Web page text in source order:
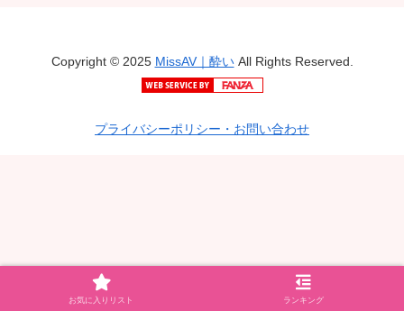
Copyright © 2025 MissAV｜酔いAll Rights Reserved.
プライバシーポリシー・お問い合わせ
お気に入りリスト ランキング